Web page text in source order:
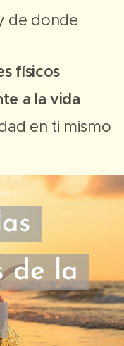
de donde
físicos
a la vida
en ti mismo
de la